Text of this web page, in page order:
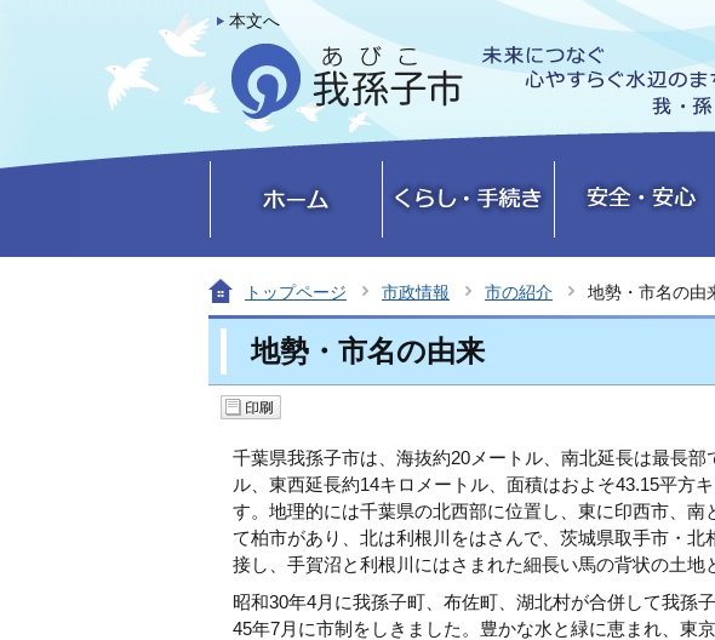
本文へ
トップページ 市政情報 市の紹介 地勢・市名の由
地勢・市名の由来
千葉県我孫子市は、海抜約20メートル、南北延長は最長部
ル、東西延長約14キロメートル、面積はおよそ43.15平方
す。地理的には千葉県の北西部に位置し、東に印西市、南
て柏市があり、北は利根川をはさんで、茨城県取手市・北
接し、手賀沼と利根川にはさまれた細長い馬の背状の土地
昭和30年4月に我孫子町、布佐町、湖北村が合併して我孫
45年7月に市制をしきました。豊かな水と緑に恵まれ、東